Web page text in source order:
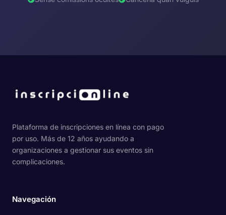
Plataforma de inscripciones en línea con pago
por uso. Más de 12 años ayudando a
organizaciones a gestionar sus eventos sin
complicaciones.
Navegación